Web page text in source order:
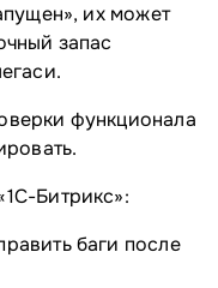
их может
запас
функционала
Битрикс»:
баги после